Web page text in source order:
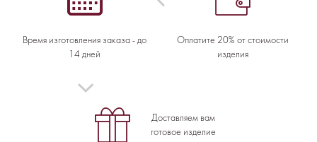
Оплатите 20% от стоимости
изделия
Время изготовления заказа - до
14 дней
Доставляем вам
готовое изделие